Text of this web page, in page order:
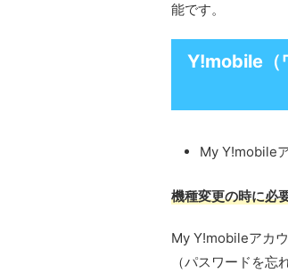
能です。
Y!mobile（
My Y!mobile
機種変更の時に必
My Y!mobileアカ
（パスワードを